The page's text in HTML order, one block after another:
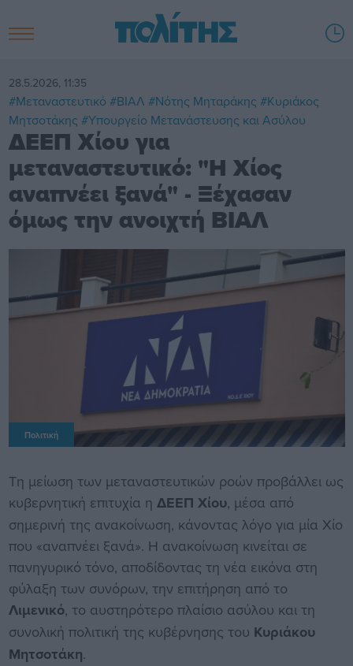
28.5.2026, 11:35
#Μεταναστευτικό #ΒΙΑΛ #Νότης Μηταράκης #Κυριάκος
Μητσοτάκης #Υπουργείο Μετανάστευσης και Ασύλου
ΔΕΕΠ Χίου για
μεταναστευτικό: "Η Χίος
αναπνέει ξανά" - Ξέχασαν
όμως την ανοιχτή ΒΙΑΛ
Πολιτική
Τη μείωση των μεταναστευτικών ροών προβάλλει ως
κυβερνητική επιτυχία η ΔΕΕΠ Χίου, μέσα από
σημερινή της ανακοίνωση, κάνοντας λόγο για μία Χίο
που «αναπνέει ξανά». Η ανακοίνωση κινείται σε
πανηγυρικό τόνο, αποδίδοντας τη νέα εικόνα στη
φύλαξη των συνόρων, την επιτήρηση από το
Λιμενικό, το αυστηρότερο πλαίσιο ασύλου και τη
συνολική πολιτική της κυβέρνησης του Κυριάκου
Μητσοτάκη.